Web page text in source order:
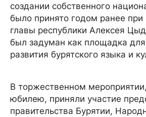
создании собственного
было принято годом ранее
главы республики Алексея
был задуман как площадка
развития бурятского языка и
В торжественном
юбилею, приняли участие
правительства Бурятии,